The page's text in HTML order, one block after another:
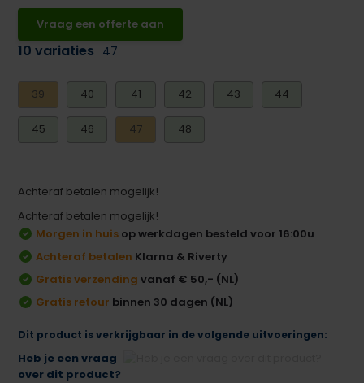
Vraag een offerte aan
10 variaties 47
39 40 41 42 43 44
45 46 47 48
Achteraf betalen mogelijk!
Achteraf betalen mogelijk!
Morgen in huis op werkdagen besteld voor 16:00u
Achteraf betalen Klarna & Riverty
Gratis verzending vanaf € 50,- (NL)
Gratis retour binnen 30 dagen (NL)
Dit product is verkrijgbaar in de volgende uitvoeringen:
Heb je een vraag
over dit product?